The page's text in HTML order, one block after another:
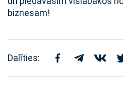
biznesam!
Dalīties: